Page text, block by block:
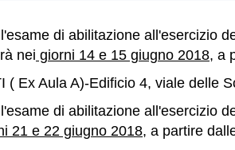
di abilitazione all'esercizio
nei giorni 14 e 15 giugno 2018, a
( Ex Aula A)-Edificio 4, viale delle
di abilitazione all'esercizio
21 e 22 giugno 2018, a partire